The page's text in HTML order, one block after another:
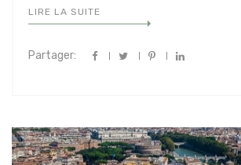
LIRE LA SUITE
Partager: